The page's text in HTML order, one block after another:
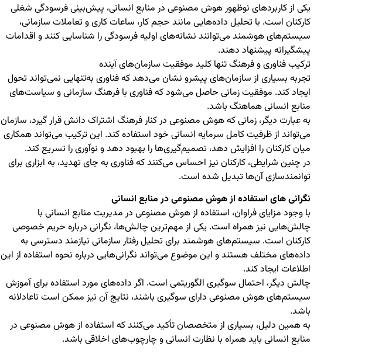
یکی از کاربردهای نوظهور هوش مصنوعی در منابع انسانی، پیش‌بینی فرسودگی شغلی
کارکنان است. با تحلیل داده‌هایی مانند حجم کار، ساعات کاری و تعاملات سازمانی،
سیستم‌های هوشمند می‌توانند نشانه‌های اولیه فرسودگی را شناسایی کنند و اقدامات
پیشگیرانه پیشنهاد دهند.
ترکیب فناوری و فرهنگ تنها کلید موفقیت سازمان‌های آینده
تجربه بسیاری از سازمان‌های پیشرو نشان می‌دهد که فناوری به‌تنهایی نمی‌تواند تحول
ایجاد کند. موفقیت زمانی حاصل می‌شود که فناوری با فرهنگ سازمانی و سیاست‌های
منابع انسانی هماهنگ باشد.
به عبارت دیگر، زمانی که هوش مصنوعی در کنار فرهنگ اشتراک دانش قرار گیرد، سازمان
می‌تواند از ظرفیت کامل سرمایه انسانی خود استفاده کند. این ترکیب می‌تواند همکاری
میان کارکنان را افزایش دهد، تصمیم‌گیری‌ها را بهبود دهد و نوآوری را تسریع کند.
در چنین شرایطی، کارکنان نیز احساس می‌کنند که فناوری به جای تهدید، به ابزاری برای
توانمندسازی آن‌ها تبدیل شده است.
نگرانی های استفاده از هوش مصنوعی در منابع انسانی
با وجود مزایای فراوان، استفاده از هوش مصنوعی در مدیریت منابع انسانی با
چالش‌هایی نیز همراه است. یکی از مهم‌ترین چالش‌ها، نگرانی درباره حریم خصوصی
کارکنان است. سیستم‌های هوشمند برای تحلیل رفتار سازمانی نیازمند دسترسی به
داده‌های مختلف هستند و این موضوع می‌تواند نگرانی‌هایی درباره نحوه استفاده از این
اطلاعات ایجاد کند.
چالش دیگر، احتمال سوگیری الگوریتمی است. اگر داده‌های مورد استفاده برای آموزش
سیستم‌های هوش مصنوعی دارای سوگیری باشند، نتایج آن نیز ممکن است ناعادلانه
باشد.
به همین دلیل، بسیاری از متخصصان تأکید می‌کنند که استفاده از هوش مصنوعی در
منابع انسانی باید همراه با نظارت انسانی و چارچوب‌های اخلاقی باشد.